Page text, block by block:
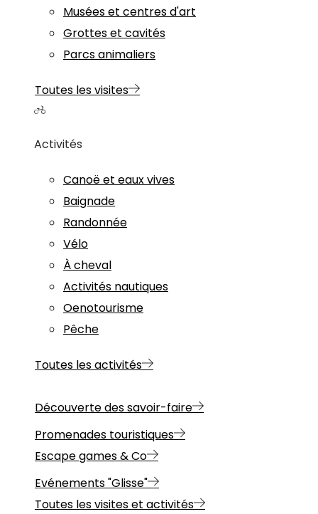
Musées et centres d'art
Grottes et cavités
Parcs animaliers
Toutes les visites
Activités
Canoë et eaux vives
Baignade
Randonnée
Vélo
À cheval
Activités nautiques
Oenotourisme
Pêche
Toutes les activités
Découverte des savoir-faire
Promenades touristiques
Escape games & Co
Evénements "Glisse"
Toutes les visites et activités